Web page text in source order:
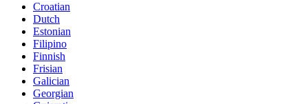
Croatian
Dutch
Estonian
Filipino
Finnish
Frisian
Galician
Georgian